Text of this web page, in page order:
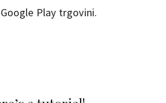
Play trgovini.